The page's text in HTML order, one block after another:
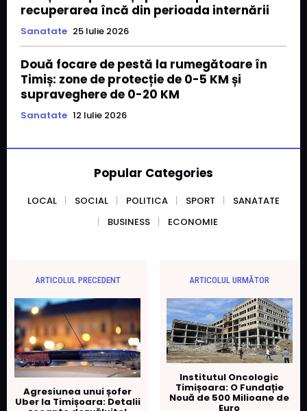
recuperarea încă din perioada internării
Sanatate 25 Iulie 2026
Două focare de pestă la rumegătoare în
Timiș: zone de protecție de 0-5 KM și
supraveghere de 0-20 KM
Sanatate 12 Iulie 2026
Popular Categories
LOCAL SOCIAL POLITICA SPORT
SANATATE
BUSINESS
ECONOMIE
ARTICOLUL PRECEDENT
Agresiunea unui șofer
Uber la Timișoara: Detalii
ARTICOLUL URMĂTOR
Institutul Oncologic
Timișoara: O Fundație
Nouă de 500 Milioane de
Euro